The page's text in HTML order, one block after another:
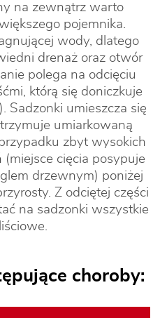
na zewnątrz warto
pojemnika.
wody, dlatego
drenaż oraz otwór
polega na odcięciu
którą się doniczkuje
Sadzonki umieszcza się
umiarkowaną
zbyt wysokich
cięcia posypuje
drzewnym) poniżej
Z odciętej części
na sadzonki wszystkie
choroby: